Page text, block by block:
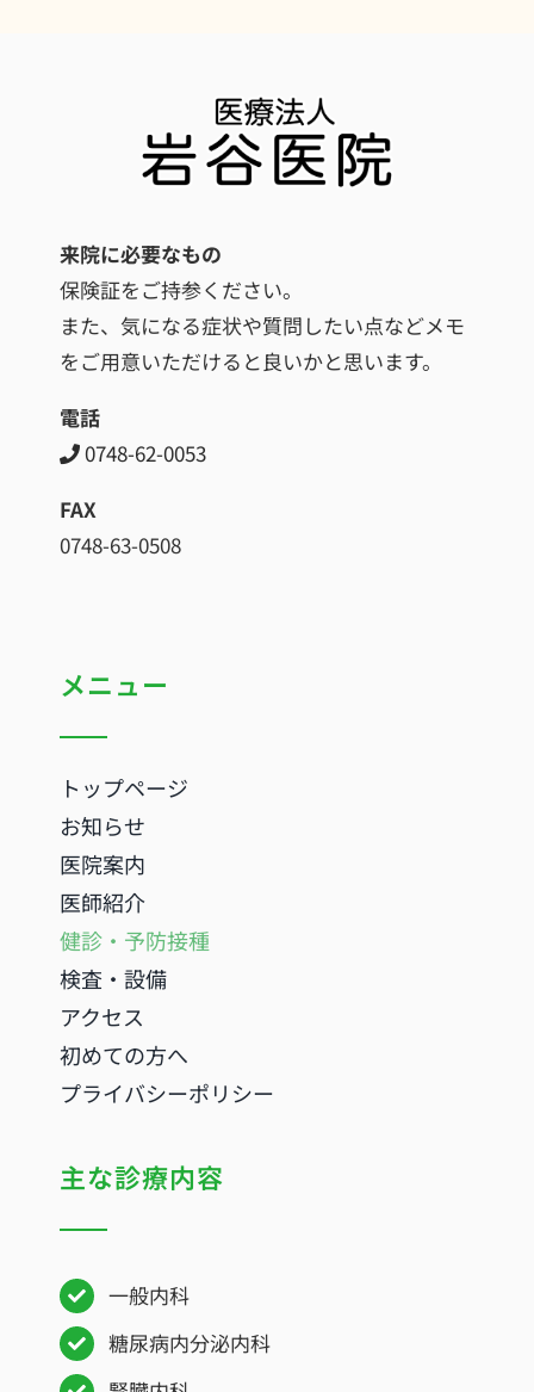
来院に必要なもの
保険証をご持参ください。
また、気になる症状や質問したい点などメモ
をご用意いただけると良いかと思います。
電話
0748-62-0053
FAX
0748-63-0508
メニュー
トップページ
お知らせ
医院案内
医師紹介
健診・予防接種
検査・設備
アクセス
初めての方へ
プライバシーポリシー
主な診療内容
一般内科
糖尿病内分泌内科